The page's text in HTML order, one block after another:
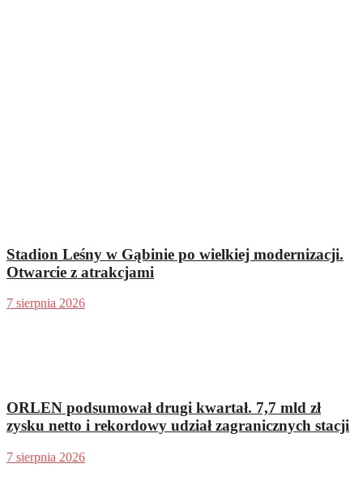
Stadion Leśny w Gąbinie po wielkiej modernizacji.
Otwarcie z atrakcjami
7 sierpnia 2026
ORLEN podsumował drugi kwartał. 7,7 mld zł
zysku netto i rekordowy udział zagranicznych stacji
7 sierpnia 2026